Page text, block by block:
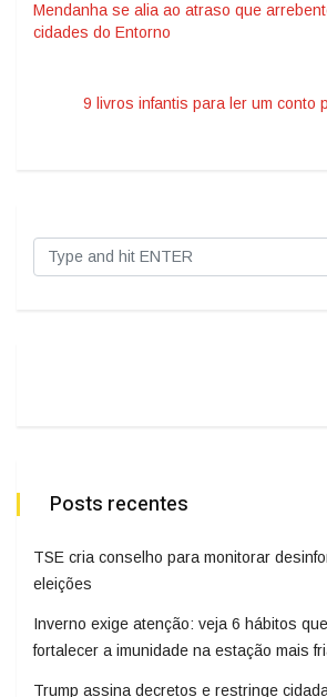
Mendanha se alia ao atraso que
cidades do Entorno
9 livros infantis para ler um conto
Posts recentes
TSE cria conselho para monitorar
eleições
Inverno exige atenção: veja 6 hábitos
fortalecer a imunidade na estação mais
Trump assina decretos e restringe